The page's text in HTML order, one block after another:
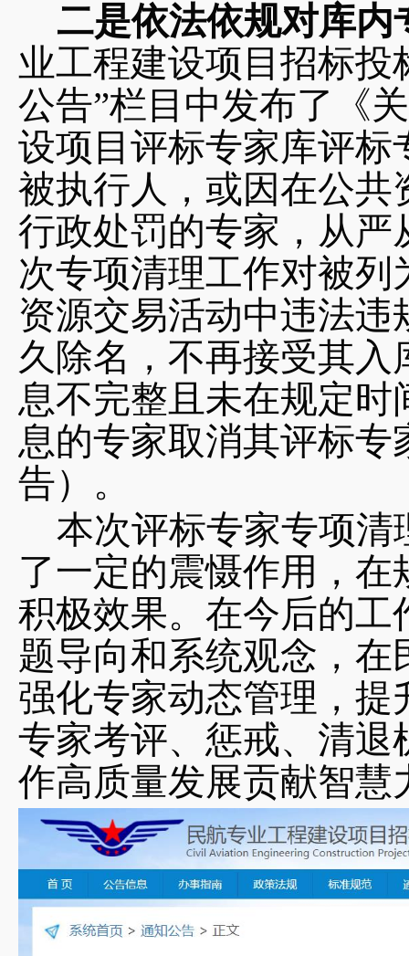
二是依法依规对库内
业工程建设项目招标投
公告”栏目中发布了《
设项目评标专家库评
被执行人，或因在公
行政处罚的专家，从
次专项清理工作对被
资源交易活动中违法
久除名，不再接受其入
息不完整且未在规定
息的专家取消其评标
告）。
本次评标专家专项
了一定的震慑作用，
积极效果。在今后的
题导向和系统观念，
强化专家动态管理，
专家考评、惩戒、清
作高质量发展贡献智慧